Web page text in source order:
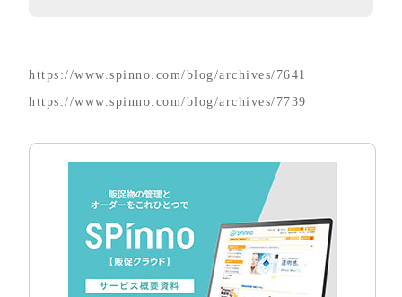
https://www.spinno.com/blog/archives/7641
https://www.spinno.com/blog/archives/7739